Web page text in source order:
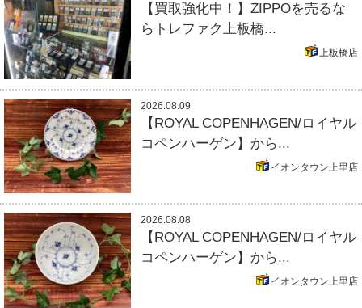
【買取強化中！】ZIPPOを売るな
らトレファク上板橋...
上板橋店
2026.08.09
【ROYAL COPENHAGEN/ロイヤル
コペンハーゲン】から...
イオンタウン上里店
2026.08.08
【ROYAL COPENHAGEN/ロイヤル
コペンハーゲン】から...
イオンタウン上里店